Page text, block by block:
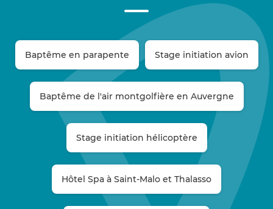
Baptême en parapente Stage initiation avion
Baptême de l'air montgolfière en Auvergne
Stage initiation hélicoptère
Hôtel Spa à Saint-Malo et Thalasso